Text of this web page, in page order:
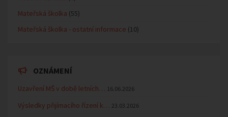
Mateřská školka (55)
Mateřská školka - ostatní informace (10)
OZNÁMENÍ
Uzavření MŠ v době letních… 16.06.2026
Výsledky přijímacího řízení k… 23.03.2026